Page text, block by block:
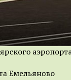
Емельяново